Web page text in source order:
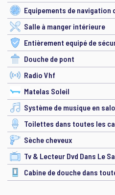
Equipements de navigation
Salle à manger intérieure
Entièrement equipé de
Douche de pont
Radio Vhf
Matelas Soleil
Système de musique en
Toilettes dans toutes les
Sèche cheveux
Tv & Lecteur Dvd Dans Le
Cabine de douche dans